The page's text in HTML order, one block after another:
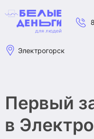
Электрогорск
Первый
в